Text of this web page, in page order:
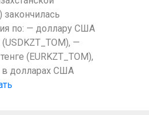
по: — доллару США
—
(EURKZT_TOM),
в долларах США